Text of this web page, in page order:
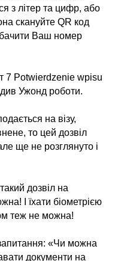
з літер та цифр, або
скануйте QR код
Ваш номер
7 Potwierdzenie wpisu
Ужонд роботи.
на візу,
то цей дозвіл
ще не розглянуто і
дозвіл на
І їхати біометрією
теж не можна!
«Чи можна
документи на